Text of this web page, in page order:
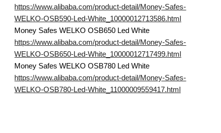
https://www.alibaba.com/product-detail/Money-Safes-
WELKO-OSB590-Led-White_10000012713586.html
Money Safes WELKO OSB650 Led White
https://www.alibaba.com/product-detail/Money-Safes-
WELKO-OSB650-Led-White_10000012717499.html
Money Safes WELKO OSB780 Led White
https://www.alibaba.com/product-detail/Money-Safes-
WELKO-OSB780-Led-White_11000009559417.html